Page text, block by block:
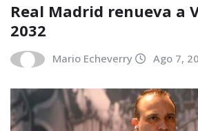
Real Madrid renueva a
2032
Mario Echeverry Ago 7,